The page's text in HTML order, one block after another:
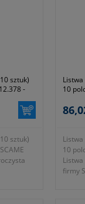
sztuk)
-
sztuk)
10
10
firmy